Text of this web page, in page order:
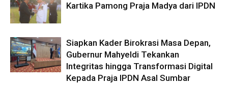
Kartika Pamong Praja Madya dari IPDN
Siapkan Kader Birokrasi Masa Depan,
Gubernur Mahyeldi Tekankan
Integritas hingga Transformasi Digital
Kepada Praja IPDN Asal Sumbar